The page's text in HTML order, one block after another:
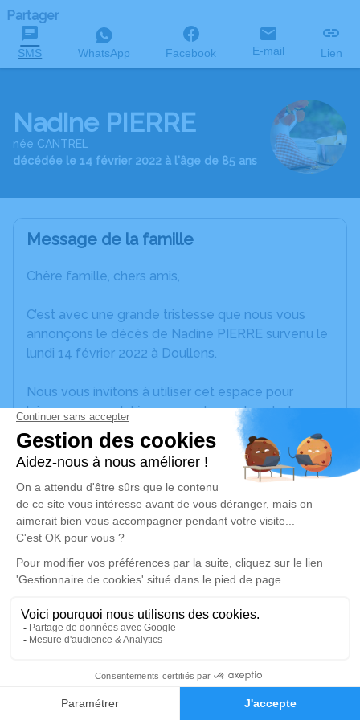
Faire-part Hommages
Partager
SMS WhatsApp Facebook E-mail Lien
Nadine PIERRE
née CANTREL
décédée le 14 février 2022 à l'âge de 85 ans
Message de la famille
Chère famille, chers amis,
C’est avec une grande tristesse que nous vous
annonçons le décès de Nadine PIERRE survenu le
lundi 14 février 2022 à Doullens.
Nous vous invitons à utiliser cet espace pour
laisser vos condoléances, partager des photos
souvenirs, une anecdote ou exprimer vos pensées
à travers des poèmes ou des textes. Cet endroit
est un lieu d'expression dédié à honorer la
mémoire de Nadine PIERRE.
Un service de plantation d’arbre hommage est
disponible ici.
Cérémonie religieuse
Église Saint Thomas de Haut Masnil de
Quoeux-Haut-Maînil